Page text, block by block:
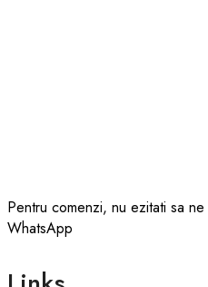
Pentru comenzi, nu ezitati sa
WhatsApp